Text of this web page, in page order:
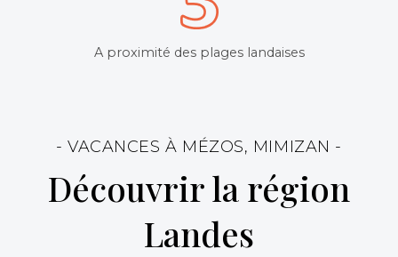
A proximité des plages landaises
- VACANCES À MÉZOS, MIMIZAN -
Découvrir la région
Landes